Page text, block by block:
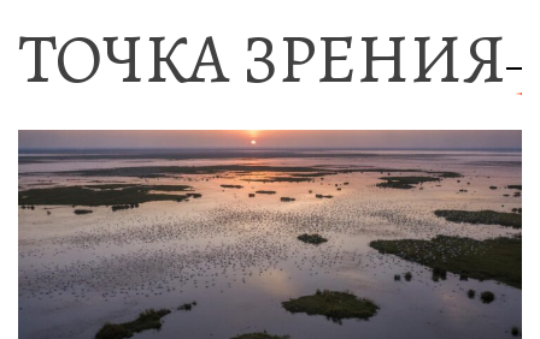
ТОЧКА ЗРЕНИЯ